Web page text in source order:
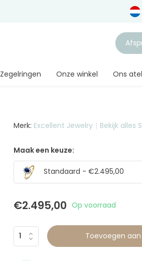
Zegelringen Onze winkel Ons
Merk: Excellent Jewelry Bekijk alles
Maak een keuze:
Standaard - €2.495,00
€2.495,00 Op voorraad
Toevoegen